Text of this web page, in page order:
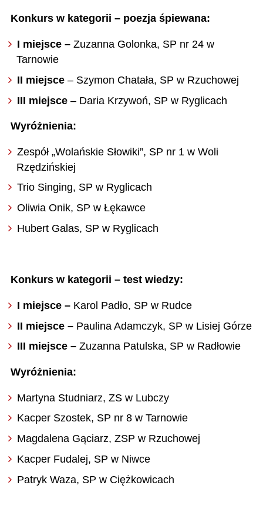
Konkurs w kategorii – poezja śpiewana:
I miejsce – Zuzanna Golonka, SP nr 24 w
Tarnowie
II miejsce– Szymon Chatała, SP w Rzuchowej
III miejsce– Daria Krzywoń, SP w Ryglicach
Wyróżnienia:
Zespół „Wolańskie Słowiki”, SP nr 1 w Woli
Rzędzińskiej
Trio Singing, SP w Ryglicach
Oliwia Onik, SP w Łękawce
Hubert Galas, SP w Ryglicach
Konkurs w kategorii – test wiedzy:
I miejsce – Karol Padło, SP w Rudce
II miejsce – Paulina Adamczyk, SP w Lisiej Górze
III miejsce – Zuzanna Patulska, SP w Radłowie
Wyróżnienia:
Martyna Studniarz, ZS w Lubczy
Kacper Szostek, SP nr 8 w Tarnowie
Magdalena Gąciarz, ZSP w Rzuchowej
Kacper Fudalej, SP w Niwce
Patryk Waza, SP w Ciężkowicach